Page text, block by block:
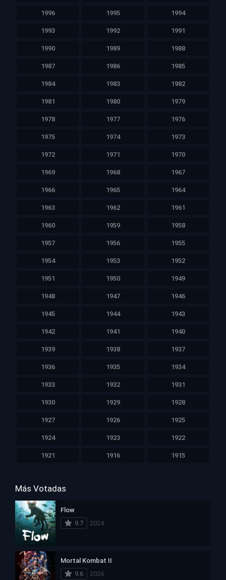
1996 1995 1994
1993 1992 1991
1990 1989 1988
1987 1986 1985
1984 1983 1982
1981 1980 1979
1978 1977 1976
1975 1974 1973
1972 1971 1970
1969 1968 1967
1966 1965 1964
1963 1962 1961
1960 1959 1958
1957 1956 1955
1954 1953 1952
1951 1950 1949
1948 1947 1946
1945 1944 1943
1942 1941 1940
1939 1938 1937
1936 1935 1934
1933 1932 1931
1930 1929 1928
1927 1926 1925
1924 1923 1922
1921 1916 1915
Más Votadas
Flow
9.7
2024
Mortal Kombat II
9.6
2026